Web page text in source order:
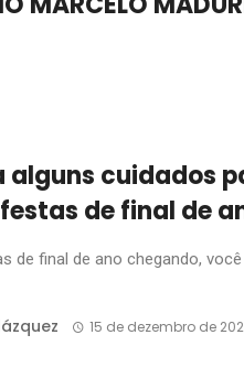
alguns cuidados
de final de
de final de ano chegando,
15 de dezembro de